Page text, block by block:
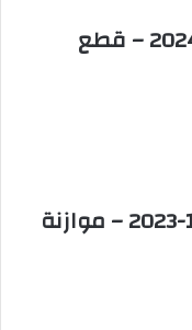
قرار رقم 1-2024 تاريخ 26-01-2024 – قطع
قرار رقم 05 – 2023 تاريخ 13-12-2023 – موازنة